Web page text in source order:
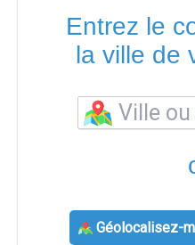
Entrez le
la ville de
Géolocalisez-